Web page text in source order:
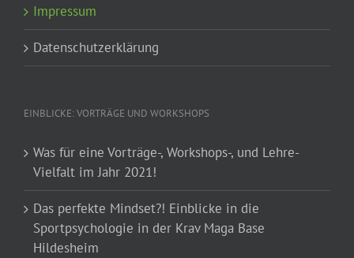
Impressum
Datenschutzerklärung
EINBLICKE: VORTRÄGE UND WORKSHOPS
Was für eine Vorträge-, Workshops-, und Lehre-
Vielfalt im Jahr 2021!
Das perfekte Mindset?! Einblicke in die
Sportpsychologie in der Krav Maga Base
Hildesheim